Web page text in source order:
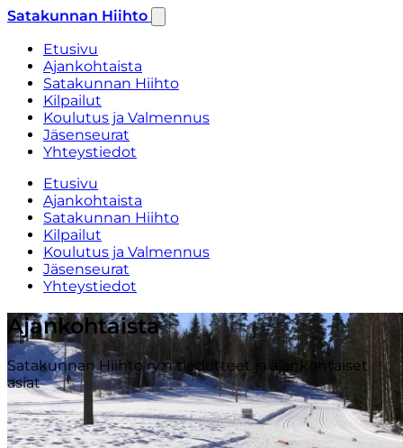
Satakunnan Hiihto
Etusivu
Ajankohtaista
Satakunnan Hiihto
Kilpailut
Koulutus ja Valmennus
Jäsenseurat
Yhteystiedot
Etusivu
Ajankohtaista
Satakunnan Hiihto
Kilpailut
Koulutus ja Valmennus
Jäsenseurat
Yhteystiedot
Ajankohtaista
Satakunnan Hiihto ry:n tiedotteet ja ajankohtaiset
asiat
Kesän yhteisharjoitukset